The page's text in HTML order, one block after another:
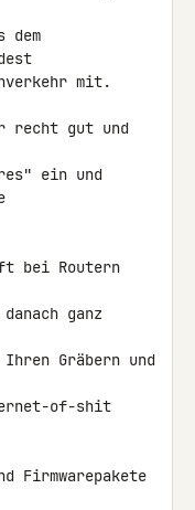
dem
mit.
recht gut und
ein und
bei Routern
ganz
Gräbern und
of-shit
Firmwarepakete